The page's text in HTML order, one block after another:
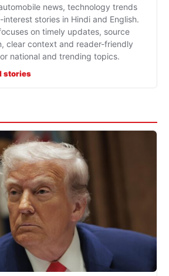
news, technology trends
stories in Hindi and English.
on timely updates, source
clear context and reader-friendly
national and trending topics.
stories